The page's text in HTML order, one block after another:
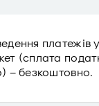
платежів у
(сплата
– безкоштовно.